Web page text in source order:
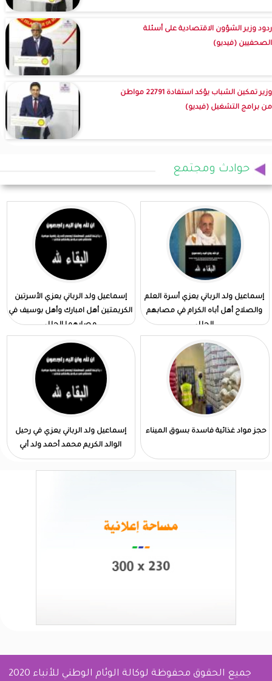
ردود وزير الشؤون الاقتصادية على أسئلة
الصحفيين (فيديو)
وزير تمكين الشباب يؤكد استفادة 22791 مواطن
من برامج التشغيل (فيديو)
حوادث ومجتمع
إسماعيل ولد الرباني يعزي أسرة العلم
والصلاح أهل أباه الكرام في مصابهم
الجلل
إسماعيل ولد الرباني يعزي الأسرتين
الكريمتين أهل امبارك وأهل بوسيف في
مصابهما الجلل
حجز مواد غذائية فاسدة بسوق الميناء
إسماعيل ولد الرباني يعزي في رحيل
الوالد الكريم محمد أحمد ولد أبي
جميع الحقوق محفوظة لوكالة الوئام الوطني للأنباء 2020